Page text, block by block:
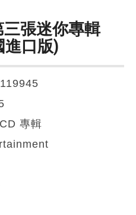
三張迷你專輯
進口版)
專輯